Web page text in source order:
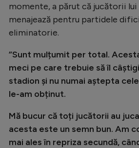
Tenis
Handbal
Formula 1
Gimnastică
Auto
Rugby
Ciclism
momente, a părut că jucătorii lui
menajează pentru partidele
eliminatorie.
”Sunt mulțumit per total.
meci pe care trebuie să îl
stadion și nu numai aștepta
le-am obținut.
Mă bucur că toți jucătorii au
acesta este un semn bun. Am
mai ales în repriza secundă,